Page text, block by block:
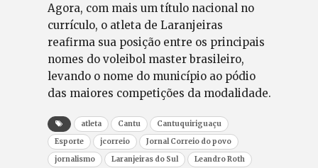
Agora, com mais um título nacional no
currículo, o atleta de Laranjeiras
reafirma sua posição entre os principais
nomes do voleibol master brasileiro,
levando o nome do município ao pódio
das maiores competições da modalidade.
atleta Cantu
Cantuquiriguaçu
Esporte
jcorreio
Jornal Correio do povo
jornalismo
Laranjeiras do Sul
Leandro Roth